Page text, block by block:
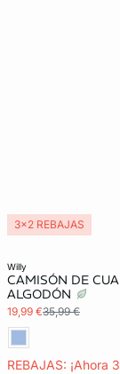
willy
CAMISÓN DE
ALGODÓN
19,99 €35,99 €
REBAJAS: ¡Ahora
3x2 REBAJAS